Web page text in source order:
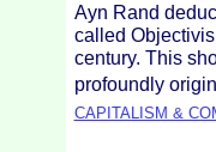
Ayn Rand
called
century. This
profoundly
CAPITALISM &